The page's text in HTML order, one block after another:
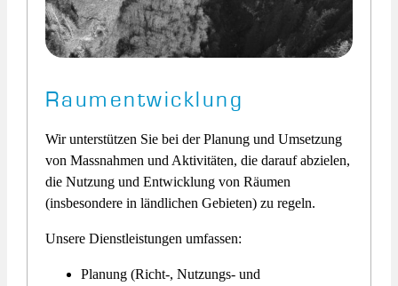
Raumentwicklung
Wir unterstützen Sie bei der Planung und Umsetzung
von Massnahmen und Aktivitäten, die darauf abzielen,
die Nutzung und Entwicklung von Räumen
(insbesondere in ländlichen Gebieten) zu regeln.
Unsere Dienstleistungen umfassen:
Planung (Richt-, Nutzungs- und